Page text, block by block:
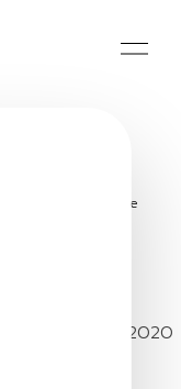
–
Share
at the last H2020